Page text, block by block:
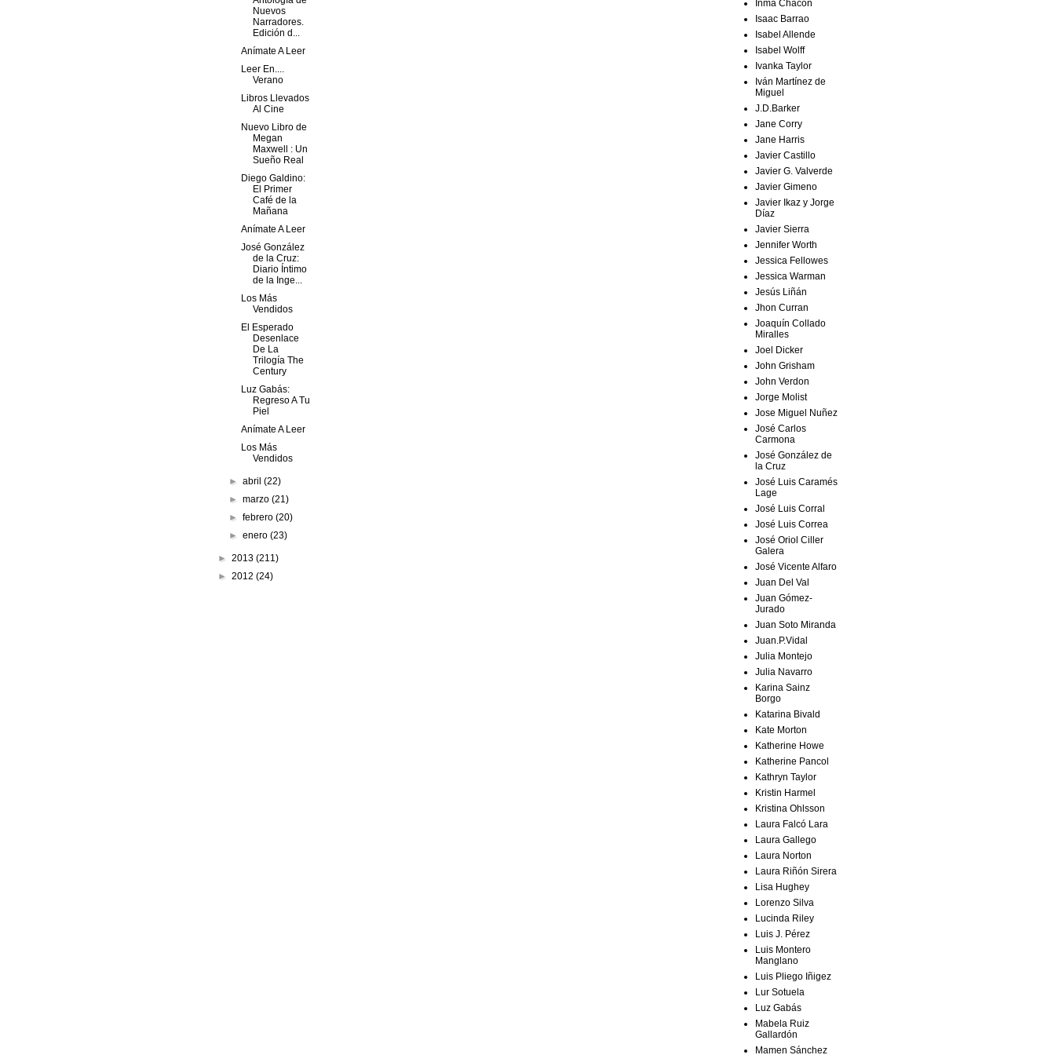
Nuevos
Narradores.
Edición d...
Anímate A Leer
Leer En....
Verano
Libros Llevados
Al Cine
Nuevo Libro de
Megan
Maxwell : Un
Sueño Real
Diego Galdino:
El Primer
Café de la
Mañana
Anímate A Leer
José González
de la Cruz:
Diario Íntimo
de la Inge...
Los Más
Vendidos
El Esperado
Desenlace
De La
Trilogía The
Century
Luz Gabás:
Regreso A Tu
Piel
Anímate A Leer
Los Más
Vendidos
►abril(22)
►marzo(21)
►febrero(20)
►enero(23)
► 2013 (211)
► 2012 (24)
Inma Chacón
Isaac Barrao
Isabel Allende
Isabel Wolff
Ivanka Taylor
Iván Martínez de
Miguel
J.D.Barker
Jane Corry
Jane Harris
Javier Castillo
Javier G. Valverde
Javier Gimeno
Javier Ikaz y Jorge
Díaz
Javier Sierra
Jennifer Worth
Jessica Fellowes
Jessica Warman
Jesús Liñán
Jhon Curran
Joaquín Collado
Miralles
Joel Dicker
John Grisham
John Verdon
Jorge Molist
Jose Miguel Nuñez
José Carlos
Carmona
José González de
la Cruz
José Luis Caramés
Lage
José Luis Corral
José Luis Correa
José Oriol Ciller
Galera
José Vicente Alfaro
Juan Del Val
Juan Gómez-
Jurado
Juan Soto Miranda
Juan.P.Vidal
Julia Montejo
Julia Navarro
Karina Sainz
Borgo
Katarina Bivald
Kate Morton
Katherine Howe
Katherine Pancol
Kathryn Taylor
Kristin Harmel
Kristina Ohlsson
Laura Falcó Lara
Laura Gallego
Laura Norton
Laura Riñón Sirera
Lisa Hughey
Lorenzo Silva
Lucinda Riley
Luis J. Pérez
Luis Montero
Manglano
Luis Pliego Iñigez
Lur Sotuela
Luz Gabás
Mabela Ruiz
Gallardón
Mamen Sánchez